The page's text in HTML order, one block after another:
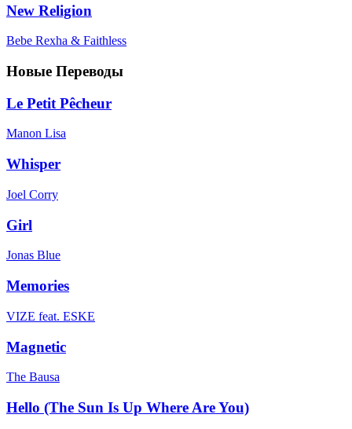
New Religion
Bebe Rexha & Faithless
Новые Переводы
Le Petit Pêcheur
Manon Lisa
Whisper
Joel Corry
Girl
Jonas Blue
Memories
VIZE feat. ESKE
Magnetic
The Bausa
Hello (The Sun Is Up Where Are You)